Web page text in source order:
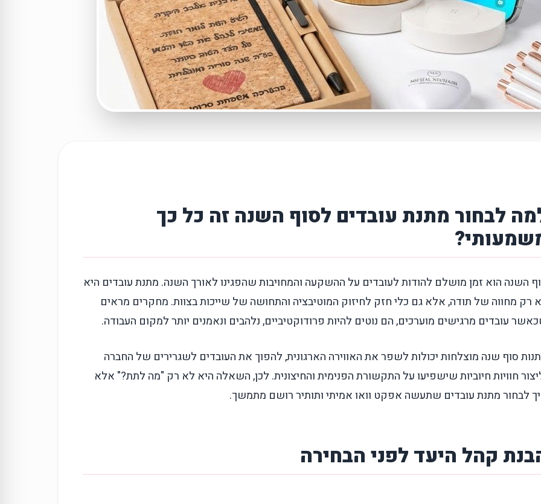
לבחור מתנת עובדים לסוף השנה זה כל כך
השנה הוא זמן מושלם להודות לעובדים על ההשקעה והמחויבות שהפגינו לאורך השנה. מתנת עובדים היא
רק מחווה של תודה, אלא גם כלי חזק לחיזוק המוטיבציה והתחושה של שייכות בצוות. מחקרים מראים
עובדים מרגישים מוערכים, הם נוטים להיות פרודוקטיביים, נלהבים ונאמנים יותר למקום העבודה.
סוף שנה מוצלחות יכולות לשפר את האווירה הארגונית, להפוך את העובדים לשגרירים של החברה
חוויות חיוביות שישפיעו על התקשורת הפנימית והחיצונית. לכן, השאלה היא לא רק "מה לתת?" אלא
לבחור מתנת עובדים שתעשה אפקט וואו אמיתי ותותיר רושם מתמשך.
קהל היעד לפני הבחירה